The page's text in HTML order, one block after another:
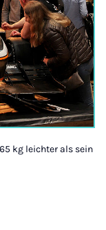
kg leichter als sein